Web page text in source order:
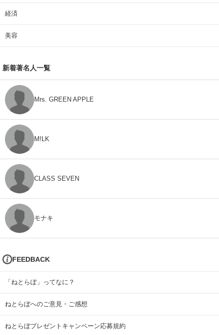
経済
美容
新着著名人一覧
Mrs. GREEN APPLE
M!LK
CLASS SEVEN
モナキ
FEEDBACK
「ねとらぼ」ってなに？
ねとらぼへのご意見・ご感想
ねとらぼプレゼントキャンペーン応募規約